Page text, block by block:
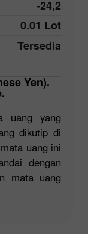
-24,2
0.01 Lot
Tersedia
uang yang
dikutip di
uang ini
dengan
mata uang